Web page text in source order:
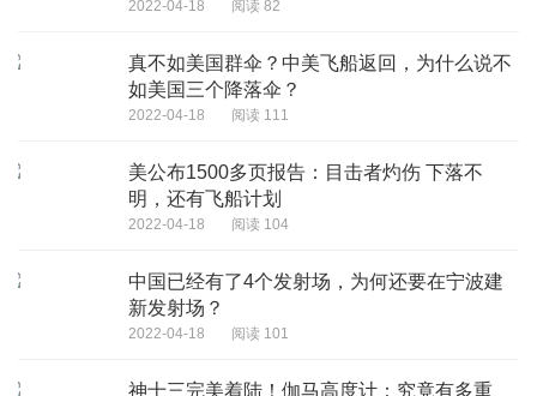
2022-04-18 阅读 82
真不如美国群伞？中美飞船返回，为什么说不
如美国三个降落伞？
2022-04-18 阅读 111
美公布1500多页报告：目击者灼伤 下落不
明，还有飞船计划
2022-04-18 阅读 104
中国已经有了4个发射场，为何还要在宁波建
新发射场？
2022-04-18 阅读 101
神十三完美着陆！伽马高度计：究竟有多重